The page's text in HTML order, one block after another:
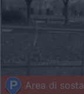
Area di